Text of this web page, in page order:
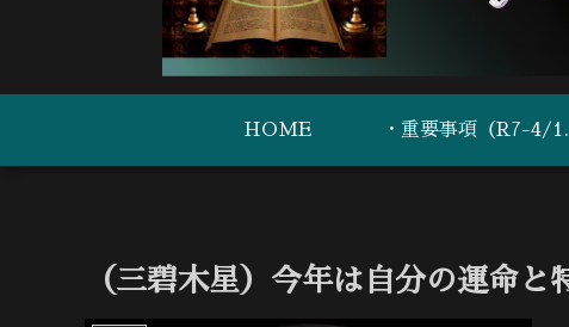
HOME ・
（三碧木星）今年は自分の運命